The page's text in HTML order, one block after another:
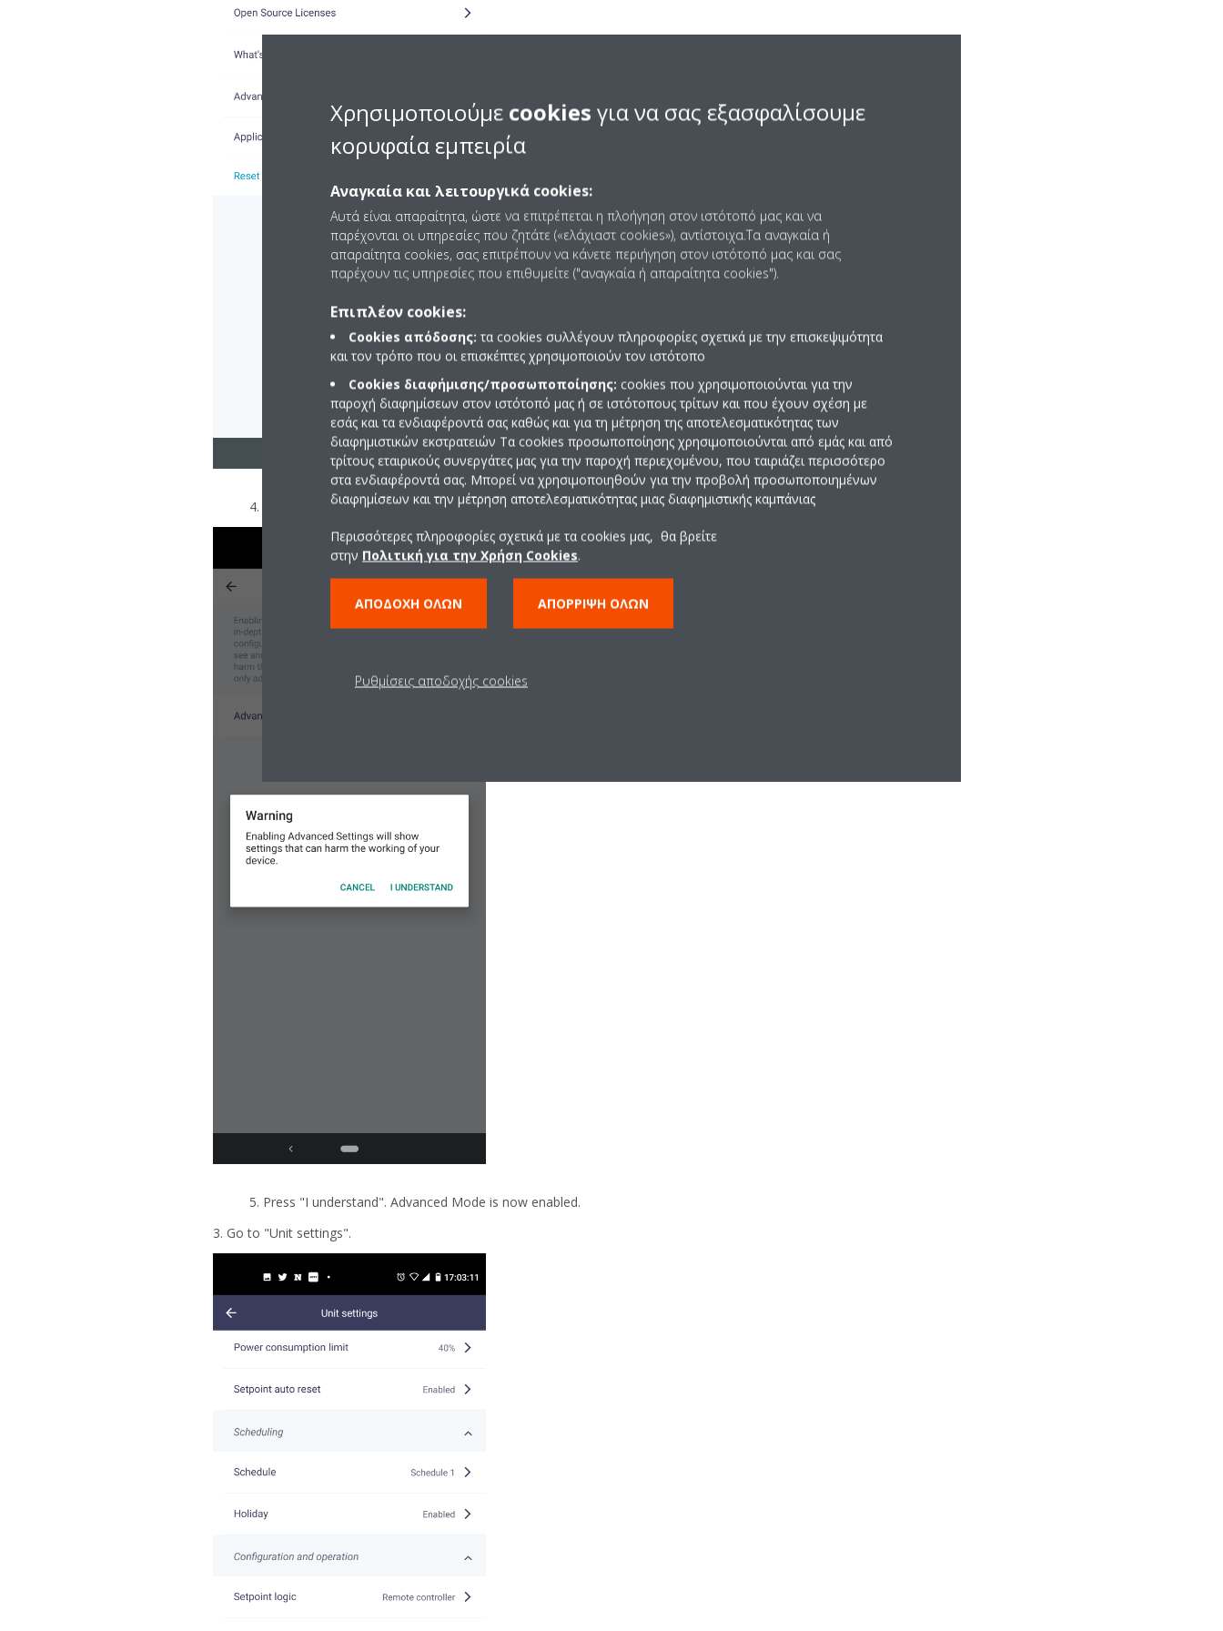
4. Toggle on the "Advanced Settings". A warning message appears.
5. Press "I understand". Advanced Mode is now enabled.
3. Go to "Unit settings".
Χρησιμοποιούμε cookies για να σας εξασφαλίσουμε
κορυφαία εμπειρία
Αναγκαία και λειτουργικά cookies:
Αυτά είναι απαραίτητα, ώστε να επιτρέπεται η πλοήγηση στον ιστότοπό μας και να
παρέχονται οι υπηρεσίες που ζητάτε («ελάχιαστ cookies»), αντίστοιχα.Τα αναγκαία ή
απαραίτητα cookies, σας επιτρέπουν να κάνετε περιήγηση στον ιστότοπό μας και σας
παρέχουν τις υπηρεσίες που επιθυμείτε ("αναγκαία ή απαραίτητα cookies").
Επιπλέον cookies:
Cookies απόδοσης: τα cookies συλλέγουν πληροφορίες σχετικά με την επισκεψιμότητα
και τον τρόπο που οι επισκέπτες χρησιμοποιούν τον ιστότοπο
Cookies διαφήμισης/προσωποποίησης: cookies που χρησιμοποιούνται για την
παροχή διαφημίσεων στον ιστότοπό μας ή σε ιστότοπους τρίτων και που έχουν σχέση με
εσάς και τα ενδιαφέροντά σας καθώς και για τη μέτρηση της αποτελεσματικότητας των
διαφημιστικών εκστρατειών Τα cookies προσωποποίησης χρησιμοποιούνται από εμάς και από
τρίτους εταιρικούς συνεργάτες μας για την παροχή περιεχομένου, που ταιριάζει περισσότερο
στα ενδιαφέροντά σας. Μπορεί να χρησιμοποιηθούν για την προβολή προσωποποιημένων
διαφημίσεων και την μέτρηση αποτελεσματικότητας μιας διαφημιστικής καμπάνιας
Περισσότερες πληροφορίες σχετικά με τα cookies μας, θα βρείτε
στην Πολιτική για την Χρήση Cookies.
ΑΠΟΔΟΧΉ ΌΛΩΝ ΑΠΌΡΡΙΨΗ ΌΛΩΝ
Ρυθμίσεις αποδοχής cookies